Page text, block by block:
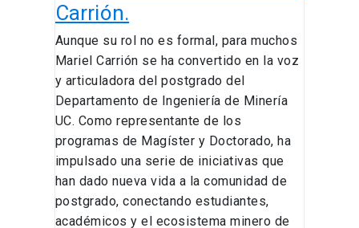
Carrión.
Aunque su rol no es formal, para muchos
Mariel Carrión se ha convertido en la voz
y articuladora del postgrado del
Departamento de Ingeniería de Minería
UC. Como representante de los
programas de Magíster y Doctorado, ha
impulsado una serie de iniciativas que
han dado nueva vida a la comunidad de
postgrado, conectando estudiantes,
académicos y el ecosistema minero de